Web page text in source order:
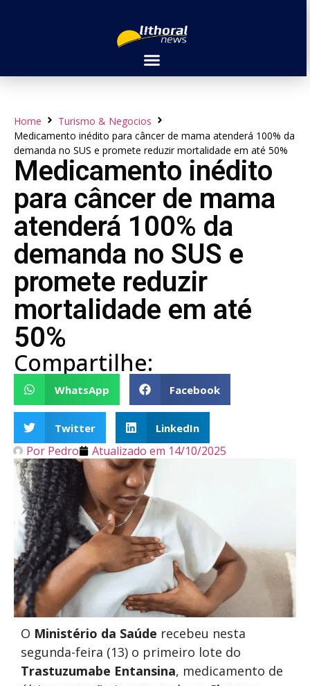
Home
Turismo & Negocios
Medicamento inédito para câncer de mama atenderá 100% da
demanda no SUS e promete reduzir mortalidade em até 50%
Medicamento inédito
para câncer de mama
atenderá 100% da
demanda no SUS e
promete reduzir
mortalidade em até
50%
Compartilhe:
WhatsApp Facebook
Twitter LinkedIn
Por Pedro Atualizado em 14/10/2025
O Ministério da Saúde recebeu nesta
segunda-feira (13) o primeiro lote do
Trastuzumabe Entansina, medicamento de